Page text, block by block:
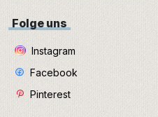
Folge uns
Instagram
Facebook
Pinterest